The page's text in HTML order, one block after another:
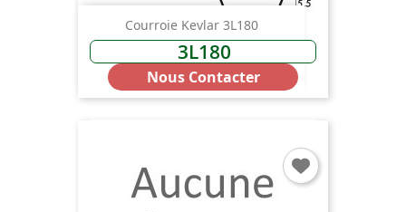
Courroie Kevlar 3L180
3L180
Nous Contacter